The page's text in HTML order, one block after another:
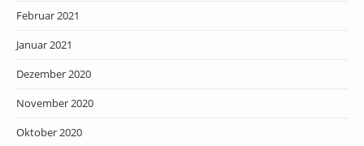
Februar 2021
Januar 2021
Dezember 2020
November 2020
Oktober 2020